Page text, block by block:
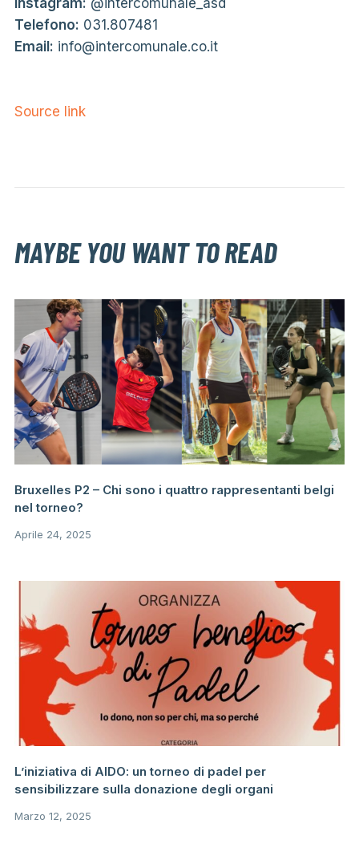
Telefono: 031.807481
Email: info@intercomunale.co.it
Source link
MAYBE YOU WANT TO READ
Bruxelles P2 – Chi sono i quattro rappresentanti belgi
nel torneo?
Aprile 24, 2025
L’iniziativa di AIDO: un torneo di padel per
sensibilizzare sulla donazione degli organi
Marzo 12, 2025